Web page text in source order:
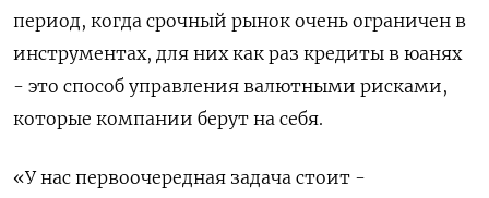
период, когда срочный рынок очень ограничен в
инструментах, для них как раз кредиты в юанях
- это способ управления валютными рисками,
которые компании берут на себя.
«У нас первоочередная задача стоит -